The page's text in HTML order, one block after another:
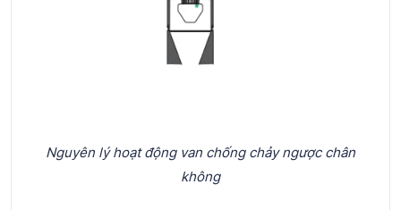
Nguyên lý hoạt động van chống chảy ngược chân
không